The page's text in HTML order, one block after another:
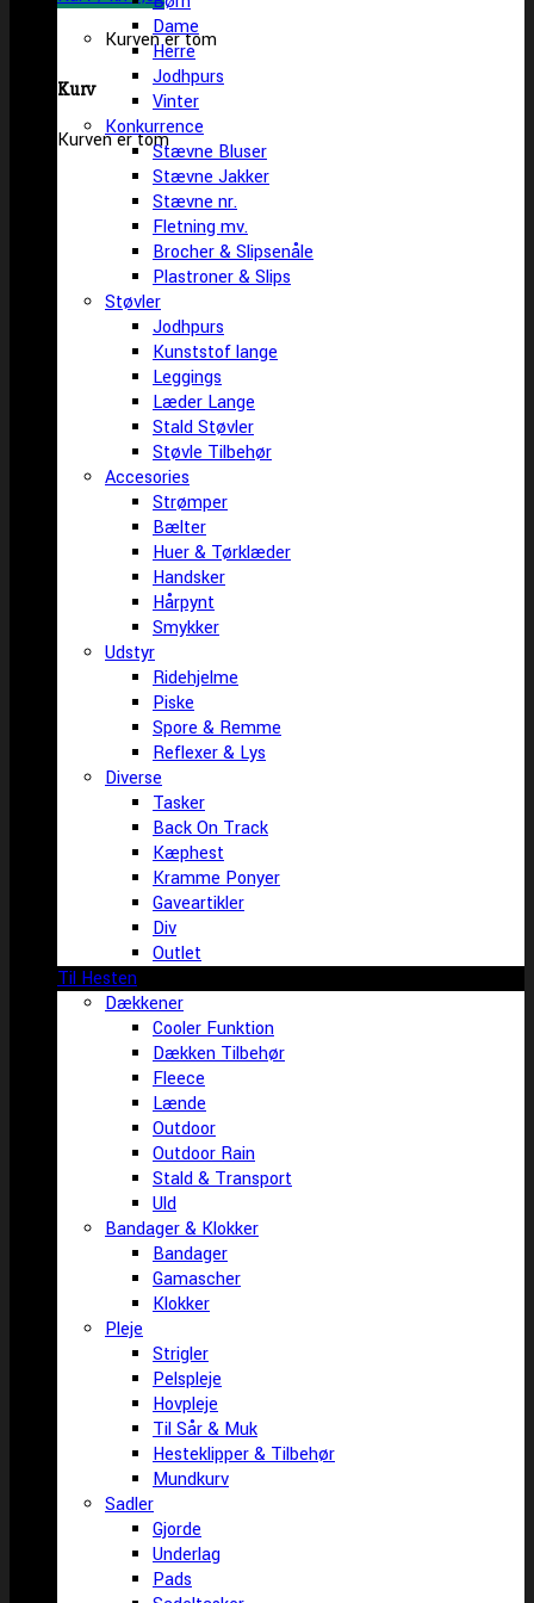
Kurven er tom
Kurv
Kurven er tom
Dame
Herre
Jodhpurs
Vinter
Konkurrence
Stævne Bluser
Stævne Jakker
Stævne nr.
Fletning mv.
Brocher & Slipsenåle
Plastroner & Slips
Støvler
Jodhpurs
Kunststof lange
Leggings
Læder Lange
Stald Støvler
Støvle Tilbehør
Accesories
Strømper
Bælter
Huer & Tørklæder
Handsker
Hårpynt
Smykker
Udstyr
Ridehjelme
Piske
Spore & Remme
Reflexer & Lys
Diverse
Tasker
Back On Track
Kæphest
Kramme Ponyer
Gaveartikler
Div
Outlet
Til Hesten
Dækkener
Cooler Funktion
Dækken Tilbehør
Fleece
Lænde
Outdoor
Outdoor Rain
Stald & Transport
Uld
Bandager & Klokker
Bandager
Gamascher
Klokker
Pleje
Strigler
Pelspleje
Hovpleje
Til Sår & Muk
Hesteklipper & Tilbehør
Mundkurv
Sadler
Gjorde
Underlag
Pads